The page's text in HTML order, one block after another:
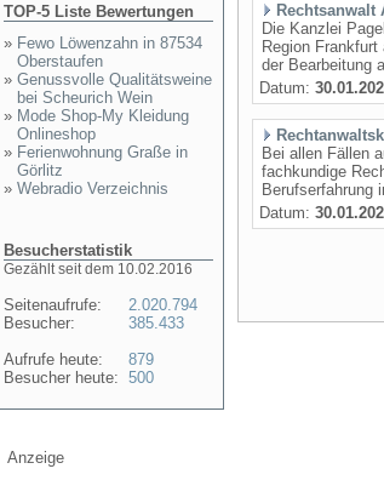
TOP-5 Liste Bewertungen
» Fewo Löwenzahn in 87534
Oberstaufen
» Genussvolle Qualitätsweine
bei Scheurich Wein
» Mode Shop-My Kleidung
Onlineshop
» Ferienwohnung Graße in
Görlitz
» Webradio Verzeichnis
Besucherstatistik
Gezählt seit dem 10.02.2016
Seitenaufrufe:
Besucher:
Aufrufe heute:
Besucher heute:
2.020.794
385.433
879
500
Rechtsanwalt
Die Kanzlei
Region
der Bearbeitung
Datum:
Bei allen Fällen
fachkundige
Berufserfahrung
Datum:
Anzeige